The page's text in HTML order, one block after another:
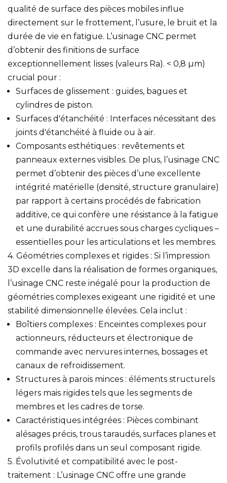
qualité de surface des pièces mobiles influe
directement sur le frottement, l’usure, le bruit et la
durée de vie en fatigue. L’usinage CNC permet
d’obtenir des finitions de surface
exceptionnellement lisses (valeurs Ra). < 0,8 µm)
crucial pour :
Surfaces de glissement : guides, bagues et
cylindres de piston.
Surfaces d'étanchéité : Interfaces nécessitant des
joints d'étanchéité à fluide ou à air.
Composants esthétiques : revêtements et
panneaux externes visibles. De plus, l’usinage CNC
permet d’obtenir des pièces d’une excellente
intégrité matérielle (densité, structure granulaire)
par rapport à certains procédés de fabrication
additive, ce qui confère une résistance à la fatigue
et une durabilité accrues sous charges cycliques –
essentielles pour les articulations et les membres.
4. Géométries complexes et rigides : Si l’impression
3D excelle dans la réalisation de formes organiques,
l’usinage CNC reste inégalé pour la production de
géométries complexes exigeant une rigidité et une
stabilité dimensionnelle élevées. Cela inclut :
Boîtiers complexes : Enceintes complexes pour
actionneurs, réducteurs et électronique de
commande avec nervures internes, bossages et
canaux de refroidissement.
Structures à parois minces : éléments structurels
légers mais rigides tels que les segments de
membres et les cadres de torse.
Caractéristiques intégrées : Pièces combinant
alésages précis, trous taraudés, surfaces planes et
profils profilés dans un seul composant rigide.
5. Évolutivité et compatibilité avec le post-
traitement : L’usinage CNC offre une grande